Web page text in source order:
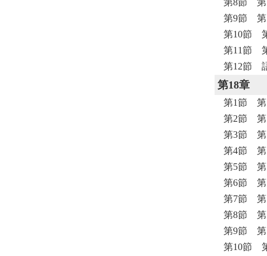
第9節 第
第10節
第11節
第12節
第18章
第1節 第
第2節 第
第3節 第
第4節 第
第5節 第
第6節 第
第7節 第
第8節 第
第9節 第
第10節